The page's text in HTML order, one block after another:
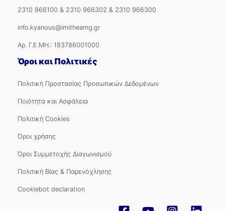
2310 966100 & 2310 966302 & 2310 966300
info.kyanous@imitheamg.gr
Αρ. Γ.Ε.ΜΗ.: 183786001000
Όροι και Πολιτικές
Πολιτική Προστασίας Προσωπικών Δεδομένων
Ποιότητα και Ασφάλεια
Πολιτική Cookies
Όροι χρήσης
Όροι Συμμετοχής Διαγωνισμού
Πολιτική Βίας & Παρενόχλησης
Cookiebot declaration